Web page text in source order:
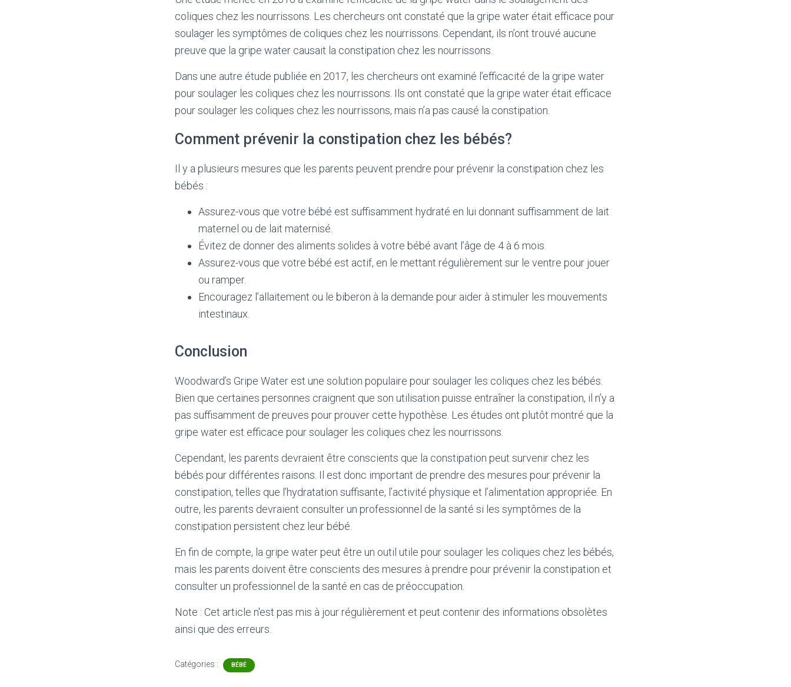
coliques chez les nourrissons. Les chercheurs ont constaté que la gripe water était efficace pour
soulager les symptômes de coliques chez les nourrissons. Cependant, ils n’ont trouvé aucune
preuve que la gripe water causait la constipation chez les nourrissons.
Dans une autre étude publiée en 2017, les chercheurs ont examiné l’efficacité de la gripe water
pour soulager les coliques chez les nourrissons. Ils ont constaté que la gripe water était efficace
pour soulager les coliques chez les nourrissons, mais n’a pas causé la constipation.
Comment prévenir la constipation chez les bébés?
Il y a plusieurs mesures que les parents peuvent prendre pour prévenir la constipation chez les
bébés :
Assurez-vous que votre bébé est suffisamment hydraté en lui donnant suffisamment de lait
maternel ou de lait maternisé.
Évitez de donner des aliments solides à votre bébé avant l’âge de 4 à 6 mois.
Assurez-vous que votre bébé est actif, en le mettant régulièrement sur le ventre pour jouer
ou ramper.
Encouragez l’allaitement ou le biberon à la demande pour aider à stimuler les mouvements
intestinaux.
Conclusion
Woodward’s Gripe Water est une solution populaire pour soulager les coliques chez les bébés.
Bien que certaines personnes craignent que son utilisation puisse entraîner la constipation, il n’y a
pas suffisamment de preuves pour prouver cette hypothèse. Les études ont plutôt montré que la
gripe water est efficace pour soulager les coliques chez les nourrissons.
Cependant, les parents devraient être conscients que la constipation peut survenir chez les
bébés pour différentes raisons. Il est donc important de prendre des mesures pour prévenir la
constipation, telles que l’hydratation suffisante, l’activité physique et l’alimentation appropriée. En
outre, les parents devraient consulter un professionnel de la santé si les symptômes de la
constipation persistent chez leur bébé.
En fin de compte, la gripe water peut être un outil utile pour soulager les coliques chez les bébés,
mais les parents doivent être conscients des mesures à prendre pour prévenir la constipation et
consulter un professionnel de la santé en cas de préoccupation.
Note : Cet article n'est pas mis à jour régulièrement et peut contenir des informations obsolètes
ainsi que des erreurs.
Catégories : BÉBÉ